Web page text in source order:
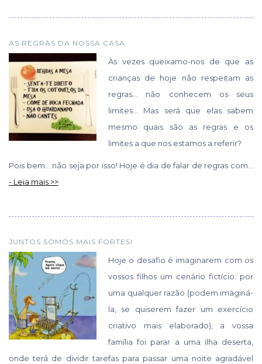
AS REGRAS DA NOSSA CASA
Às vezes queixamo-nos de que as
crianças de hoje não respeitam as
regras… não conhecem os seus
limites… Mas será que elas sabem
mesmo quais são as regras e os
limites a que nos estamos a referir?
Pois bem… não seja por isso! Hoje é dia de falar de regras com...
- Leia mais >>
JUNTOS SOMOS MAIS FORTES!
Hoje o desafio é imaginarem com os
vossos filhos um cenário fictício: por
uma qualquer razão (podem imaginá-
la, se quiserem fazer um exercício
criativo mais elaborado), a vossa
família foi parar a uma ilha deserta,
onde terá de dividir tarefas para passar uma noite agradável